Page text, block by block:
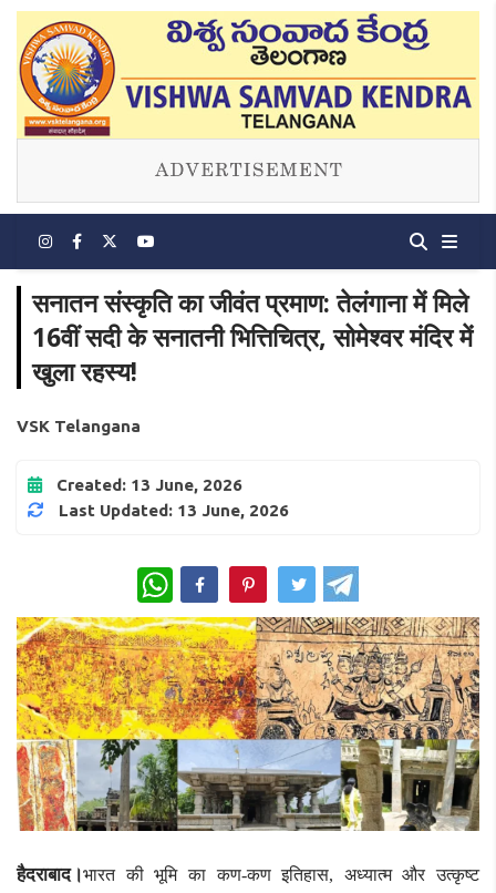
सनातन संस्कृति का जीवंत प्रमाण: तेलंगाना में मिले
16वीं सदी के सनातनी भित्तिचित्र, सोमेश्वर मंदिर में
खुला रहस्य!
VSK Telangana
Created: 13 June, 2026
Last Updated: 13 June, 2026
WhatsApp
हैदराबाद।भारत की भूमि का कण-कण इतिहास, अध्यात्म और उत्कृष्ट